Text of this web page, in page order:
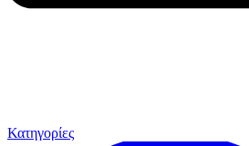
Κατηγορίες